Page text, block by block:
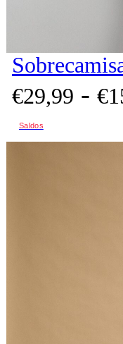
€29,99 - €
Saldos